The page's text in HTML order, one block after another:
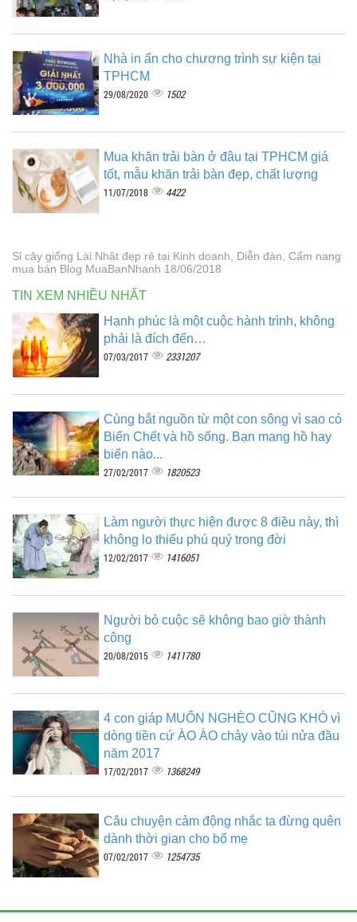
Nhà in ấn cho chương trình sự kiện tại
TPHCM
29/08/2020 1502
Mua khăn trải bàn ở đâu tại TPHCM giá
tốt, mẫu khăn trải bàn đẹp, chất lượng
11/07/2018 4422
Sỉ cây giống Lài Nhật đẹp rẻ tại Kinh doanh, Diễn đàn, Cẩm nang
mua bán Blog MuaBanNhanh 18/06/2018
TIN XEM NHIỀU NHẤT
Hạnh phúc là một cuộc hành trình, không
phải là đích đến…
07/03/2017 2331207
Cùng bắt nguồn từ một con sông vì sao có
Biển Chết và hồ sống. Bạn mang hồ hay
biển nào...
27/02/2017 1820523
Làm người thực hiện được 8 điều này, thì
không lo thiếu phú quý trong đời
12/02/2017 1416051
Người bỏ cuộc sẽ không bao giờ thành
công
20/08/2015 1411780
4 con giáp MUỐN NGHÈO CŨNG KHÓ vì
dòng tiền cứ ÀO ÀO chảy vào túi nửa đầu
năm 2017
17/02/2017 1368249
Câu chuyện cảm động nhắc ta đừng quên
dành thời gian cho bố mẹ
07/02/2017 1254735